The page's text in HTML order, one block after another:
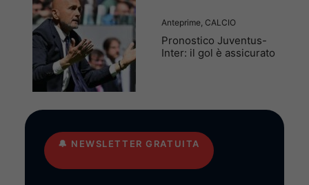
Anteprime, CALCIO
Pronostico Juventus-
Inter: il gol è assicurato
🔔 NEWSLETTER GRATUITA